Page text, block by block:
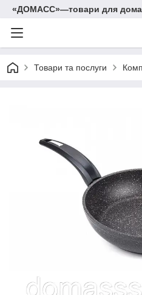
«ДОМАСС»—товари для дома
Товари та послуги